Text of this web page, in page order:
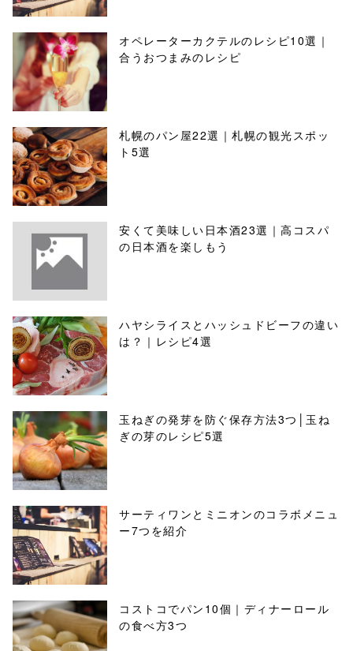
オペレーターカクテルのレシピ10選｜
合うおつまみのレシピ
札幌のパン屋22選｜札幌の観光スポッ
ト5選
安くて美味しい日本酒23選｜高コスパ
の日本酒を楽しもう
ハヤシライスとハッシュドビーフの違い
は？｜レシピ4選
玉ねぎの発芽を防ぐ保存方法3つ│玉ね
ぎの芽のレシピ5選
サーティワンとミニオンのコラボメニュ
ー7つを紹介
コストコでパン10個｜ディナーロール
の食べ方3つ